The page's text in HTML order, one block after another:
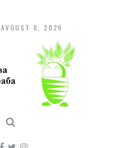
content8, 2026